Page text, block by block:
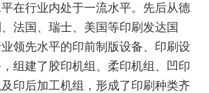
行业内处于一流水平。先后从德
法国、瑞士、美国等印刷发达国
领先水平的印前制版设备、印刷设
组建了胶印机组、柔印机组、凹印
印后加工机组，形成了印刷种类齐